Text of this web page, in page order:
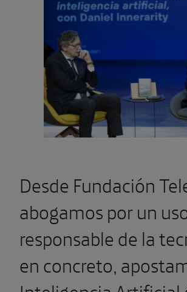
Desde Fundación
abogamos por un
responsable de la
en concreto,